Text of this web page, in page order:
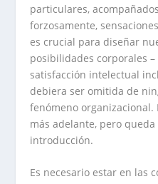
particulares,
forzosamente,
es crucial para diseñar
posibilidades corporales
satisfacción intelectual
debiera ser omitida de
fenómeno organizacional.
más adelante, pero
introducción.
Es necesario estar en las